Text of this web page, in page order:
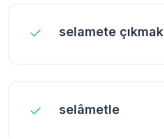
selamete çıkmak
selâmetle